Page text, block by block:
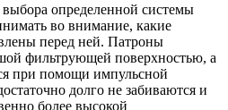
определенной системы
во внимание, какие
перед ней. Патроны
фильтрующей поверхностью, а
при помощи импульсной
долго не забиваются и
более высокой